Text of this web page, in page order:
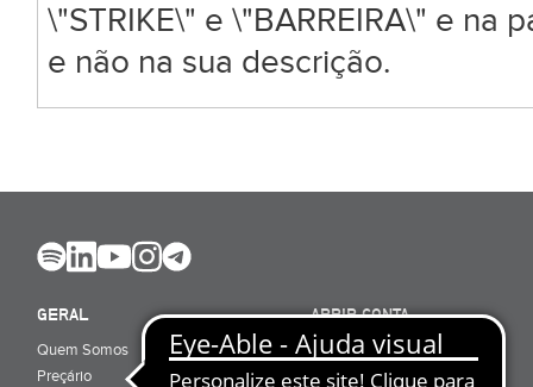
\"STRIKE\" e \"BARREIRA\" e na
e não na sua descrição.
GERAL
Quem Somos
Preçário
ABRIR CONTA
Porquê ser cliente
Particulares